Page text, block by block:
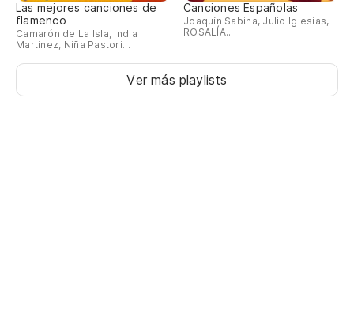
Las mejores canciones de
flamenco
Camarón de La Isla, India
Martinez, Niña Pastori...
Canciones Españolas
Joaquín Sabina, Julio Iglesias,
ROSALÍA...
Ver más playlists